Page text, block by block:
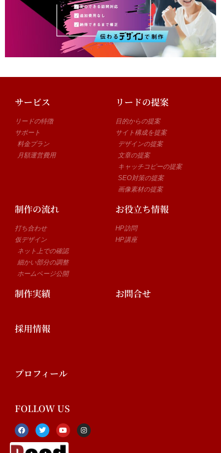
サービス
リードの特徴
サポート
料金プラン
月額運営費用
リードの提案
目的からの提案
サイト構成を提案
デザインの提案
文章の提案
キャッチコピーの提案
SEO対策の提案
画像素材の提案
制作の流れ
打ち合わせ
仮デザイン
ネット上での確認
細かい部分の調整
ホームページ公開
お役立ち情報
HP訪問
HP講座
制作実績 お問合せ
採用情報
プロフィール
FOLLOW US
F
a
c
e
T
w
i
t
Y
o
u
t
I
n
s